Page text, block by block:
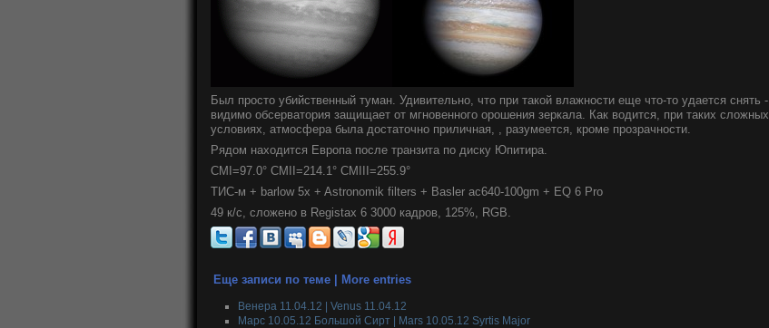
Был просто убийственный туман. Удивительно, что при такой влажности еще что-то удается снять -
видимо обсерватория защищает от мгновенного орошения зеркала. Как водится, при таких сложных
условиях, атмосфера была достаточно приличная, , разумеется, кроме прозрачности.
Рядом находится Европа после транзита по диску Юпитира.
CMI=97.0° CMII=214.1° CMIII=255.9°
ТИС-м + barlow 5x + Astronomik filters + Basler ac640-100gm + EQ 6 Pro
49 к/с, сложено в Registax 6 3000 кадров, 125%, RGB.
Еще записи по теме | More entries
Венера 11.04.12 | Venus 11.04.12
Марс 10.05.12 Большой Сирт | Mars 10.05.12 Syrtis Major